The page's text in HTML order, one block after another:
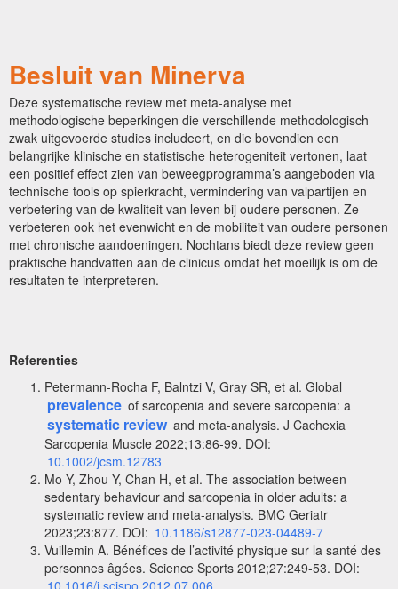
Besluit van Minerva
Deze systematische review met meta-analyse met
methodologische beperkingen die verschillende methodologisch
zwak uitgevoerde studies includeert, en die bovendien een
belangrijke klinische en statistische heterogeniteit vertonen, laat
een positief effect zien van beweegprogramma’s aangeboden via
technische tools op spierkracht, vermindering van valpartijen en
verbetering van de kwaliteit van leven bij oudere personen. Ze
verbeteren ook het evenwicht en de mobiliteit van oudere personen
met chronische aandoeningen. Nochtans biedt deze review geen
praktische handvatten aan de clinicus omdat het moeilijk is om de
resultaten te interpreteren.
Referenties
Petermann-Rocha F, Balntzi V, Gray SR, et al. Global
prevalence of sarcopenia and severe sarcopenia: a
systematic review and meta-analysis. J Cachexia
Sarcopenia Muscle 2022;13:86-99. DOI:
10.1002/jcsm.12783
Mo Y, Zhou Y, Chan H, et al. The association between
sedentary behaviour and sarcopenia in older adults: a
systematic review and meta-analysis. BMC Geriatr
2023;23:877. DOI: 10.1186/s12877-023-04489-7
Vuillemin A. Bénéfices de l’activité physique sur la santé des
personnes âgées. Science Sports 2012;27:249-53. DOI:
10.1016/j.scispo.2012.07.006